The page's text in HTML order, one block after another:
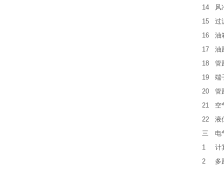
14
风
15
过
16
油
17
油
18
管
19
端
20
管
21
空
22
液
三
电
1
计
2
多